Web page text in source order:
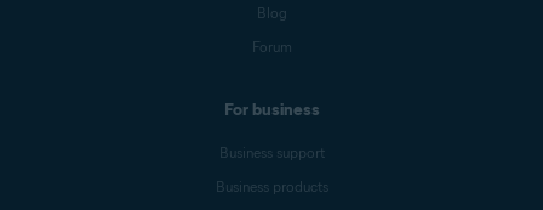
Blog
Forum
For business
Business support
Business products